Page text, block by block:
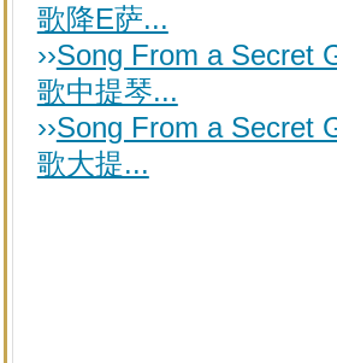
歌降E萨...
››Song From a Secret
歌中提琴...
››Song From a Secret
歌大提...